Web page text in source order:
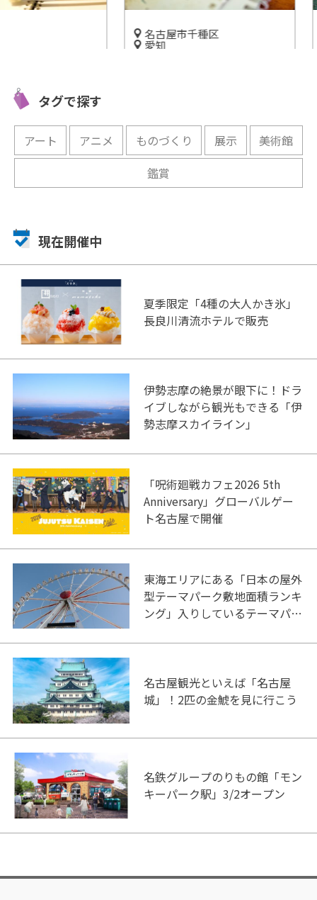
節子
名古屋市千種区
術館」
タグで探す
アート アニメ ものづくり 展示
美術館
鑑賞
現在開催中
夏季限定「4種の大人かき氷」
長良川清流ホテルで販売
伊勢志摩の絶景が眼下に！ドラ
イブしながら観光もできる「伊
勢志摩スカイライン」
「呪術廻戦カフェ2026 5th
Anniversary」グローバルゲー
ト名古屋で開催
東海エリアにある「日本の屋外
型テーマパーク敷地面積ランキ
ング」入りしているテーマパー
名古屋観光といえば「名古屋
城」！2匹の金鯱を見に行こう
名鉄グループのりもの館「モン
キーパーク駅」3/2オープン